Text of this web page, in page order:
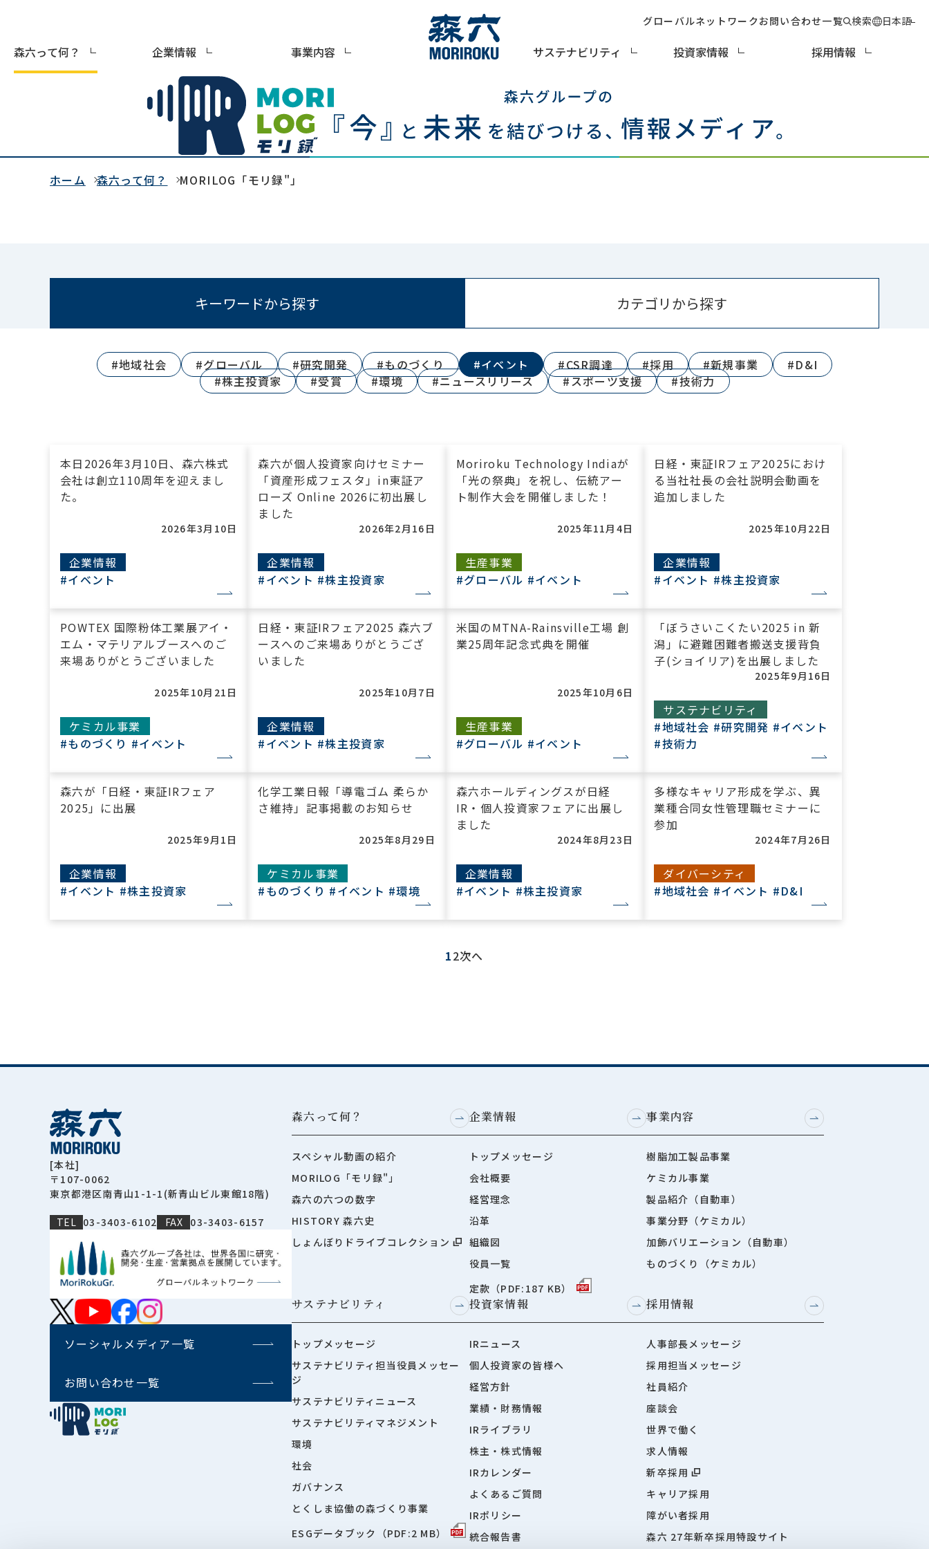
森六って何？ 企業情報 事業内容 サステナビリティ 投資家情報 採用情報
グローバルネットワークお問い合わせ一覧 検索 日本語
ホーム 森六って何？ MORILOG「モリ録"」
キーワードから探す カテゴリから探す
#地域社会 #グローバル #研究開発 #ものづくり #イベント #CSR調達 #採用 #新規事業
#D&I
#株主投資家
#受賞 #環境 #ニュースリリース #スポーツ支援 #技術力
本日2026年3月10日、森六株式
会社は創立110周年を迎えまし
た。
2026年3月10日
企業情報
#イベント
森六が個人投資家向けセミナー
「資産形成フェスタ」in東証ア
ローズ Online 2026に初出展し
ました
2026年2月16日
企業情報
#イベント #株主投資家
Moriroku Technology Indiaが
「光の祭典」を祝し、伝統アー
ト制作大会を開催しました！
2025年11月4日
生産事業
#グローバル #イベント
日経・東証IRフェア2025におけ
る当社社長の会社説明会動画を
追加しました
2025年10月22日
企業情報
#イベント #株主投資家
POWTEX 国際粉体工業展アイ・
エム・マテリアルブースへのご
来場ありがとうございました
2025年10月21日
ケミカル事業
#ものづくり #イベント
日経・東証IRフェア2025 森六ブ
ースへのご来場ありがとうござ
いました
2025年10月7日
企業情報
#イベント #株主投資家
米国のMTNA-Rainsville工場 創
業25周年記念式典を開催
2025年10月6日
生産事業
#グローバル #イベント
「ぼうさいこくたい2025 in 新
潟」に避難困難者搬送支援背負
子(ショイリア)を出展しました
2025年9月16日
サステナビリティ
#地域社会 #研究開発 #イベント
#技術力
森六が「日経・東証IRフェア
2025」に出展
2025年9月1日
企業情報
#イベント #株主投資家
化学工業日報「導電ゴム 柔らか
さ維持」記事掲載のお知らせ
2025年8月29日
ケミカル事業
#ものづくり #イベント #環境
森六ホールディングスが日経
IR・個人投資家フェアに出展し
ました
2024年8月23日
企業情報
#イベント #株主投資家
多様なキャリア形成を学ぶ、異
業種合同女性管理職セミナーに
参加
2024年7月26日
ダイバーシティ
#地域社会 #イベント #D&I
12次へ
[本社]
〒107-0062
東京都港区南青山1-1-1(新青山ビル東館18階)
TEL 03-3403-6102 FAX 03-3403-6157
ソーシャルメディア一覧
お問い合わせ一覧
森六って何？
スペシャル動画の紹介
MORILOG「モリ録"」
森六の六つの数字
HISTORY 森六史
しょんぼりドライブコレクション
企業情報
トップメッセージ
会社概要
経営理念
沿革
組織図
役員一覧
定款（PDF:187 KB）
事業内容
樹脂加工製品事業
ケミカル事業
製品紹介（自動車）
事業分野（ケミカル）
加飾バリエーション（自動車）
ものづくり（ケミカル）
サステナビリティ
トップメッセージ
サステナビリティ担当役員メッセー
ジ
サステナビリティニュース
サステナビリティマネジメント
環境
社会
ガバナンス
とくしま協働の森づくり事業
ESGデータブック（PDF:2 MB）
投資家情報
IRニュース
個人投資家の皆様へ
経営方針
業績・財務情報
IRライブラリ
株主・株式情報
IRカレンダー
よくあるご質問
IRポリシー
統合報告書
採用情報
人事部長メッセージ
採用担当メッセージ
社員紹介
座談会
世界で働く
求人情報
新卒採用
キャリア採用
障がい者採用
森六 27年新卒採用特設サイト